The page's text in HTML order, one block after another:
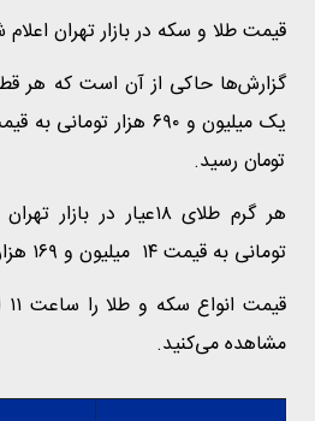
قیمت طلا و سکه در بازار تهران
گزارش‌ها حاکی از آن است که هر
تومان رسید.
تومانی به قیمت ۱۴ میلیون و ۱۶۹ هزار تومان به فروش رفت.
مشاهده می‌کنید.